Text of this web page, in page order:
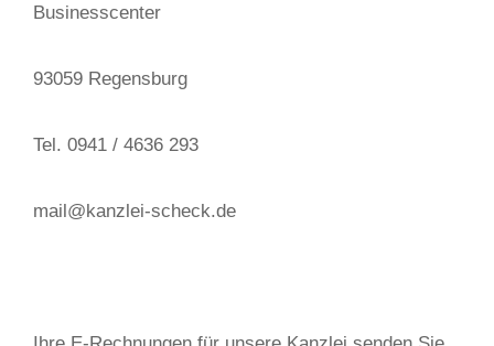
Businesscenter
93059 Regensburg
Tel. 0941 / 4636 293
mail@kanzlei-scheck.de